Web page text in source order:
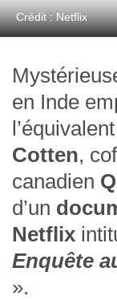
Crédit : Netflix
en Inde
Cotten,
canadien
d’un
Netflix
Enquête
».